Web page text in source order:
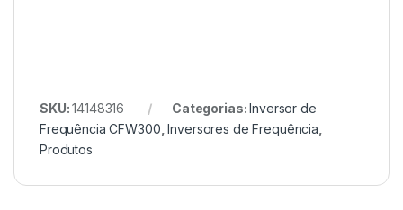
SKU:14148316 Categorias: Inversor de
Frequência CFW300, Inversores de Frequência,
Produtos